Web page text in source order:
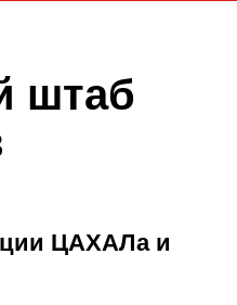
штаб
ЦАХАЛа и